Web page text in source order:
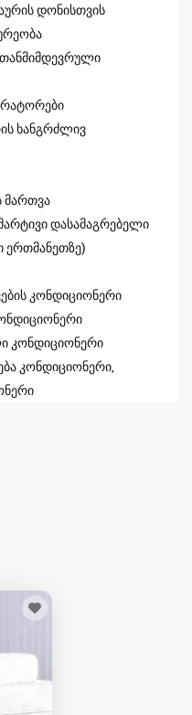
დონისთვის
ხანგრძლივ
მართვა
დასამაგრებელი
კონდიციონერი
კონდიციონერი
კონდიციონერი,